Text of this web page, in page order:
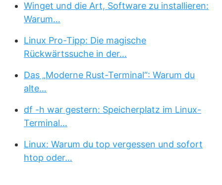
Winget und die Art, Software zu installieren:
Warum…
Linux Pro-Tipp: Die magische
Rückwärtssuche in der…
Das „Moderne Rust-Terminal“: Warum du
alte…
df -h war gestern: Speicherplatz im Linux-
Terminal…
Linux: Warum du top vergessen und sofort
htop oder…